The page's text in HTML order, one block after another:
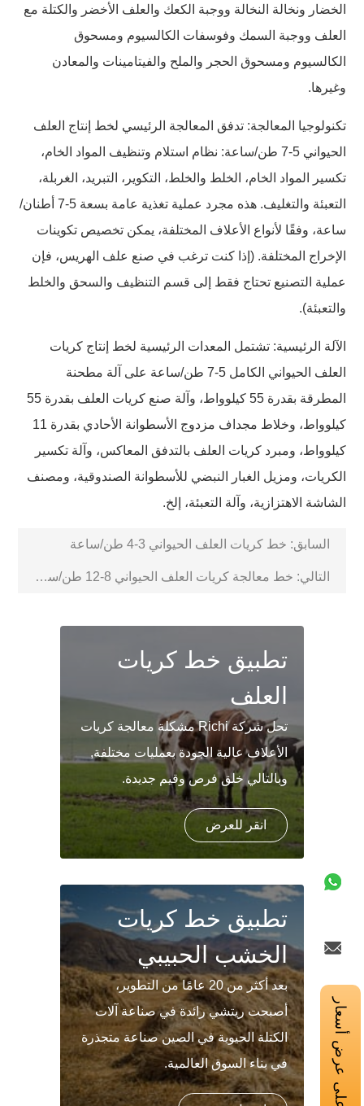
الخضار ونخالة النخالة ووجبة الكعك والعلف الأخضر والكتلة مع
العلف ووجبة السمك وفوسفات الكالسيوم ومسحوق
الكالسيوم ومسحوق الحجر والملح والفيتامينات والمعادن
وغيرها.
تكنولوجيا المعالجة: تدفق المعالجة الرئيسي لخط إنتاج العلف
الحيواني 5-7 طن/ساعة: نظام استلام وتنظيف المواد الخام،
تكسير المواد الخام، الخلط والخلط، التكوير، التبريد، الغربلة،
التعبئة والتغليف. هذه مجرد عملية تغذية عامة بسعة 5-7 أطنان/
ساعة، وفقًا لأنواع الأعلاف المختلفة، يمكن تخصيص تكوينات
الإخراج المختلفة. (إذا كنت ترغب في صنع علف الهريس، فإن
عملية التصنيع تحتاج فقط إلى قسم التنظيف والسحق والخلط
والتعبئة).
الآلة الرئيسية: تشتمل المعدات الرئيسية لخط إنتاج كريات
العلف الحيواني الكامل 5-7 طن/ساعة على آلة مطحنة
المطرقة بقدرة 55 كيلوواط، وآلة صنع كريات العلف بقدرة 55
كيلوواط، وخلاط مجداف مزدوج الأسطوانة الأحادي بقدرة 11
كيلوواط، ومبرد كريات العلف بالتدفق المعاكس، وآلة تكسير
الكريات، ومزيل الغبار النبضي للأسطوانة الصندوقية، ومصنف
الشاشة الاهتزازية، وآلة التعبئة، إلخ.
السابق: خط كريات العلف الحيواني 3-4 طن/ساعة
التالي: خط معالجة كريات العلف الحيواني 8-12 طن/ساعة
تطبيق خط كريات
العلف
تحل شركة Richi مشكلة معالجة كريات
الأعلاف عالية الجودة بعمليات مختلفة,
وبالتالي خلق فرص وقيم جديدة.
انقر للعرض
تطبيق خط كريات
الخشب الحبيبي
بعد أكثر من 20 عامًا من التطوير،
أصبحت ريتشي رائدة في صناعة آلات
الكتلة الحيوية في الصين صناعة متجذرة
في بناء السوق العالمية.